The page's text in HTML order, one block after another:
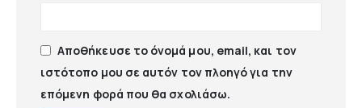
Αποθήκευσε το όνομά μου, email, και τον
ιστότοπο μου σε αυτόν τον πλοηγό για την
επόμενη φορά που θα σχολιάσω.